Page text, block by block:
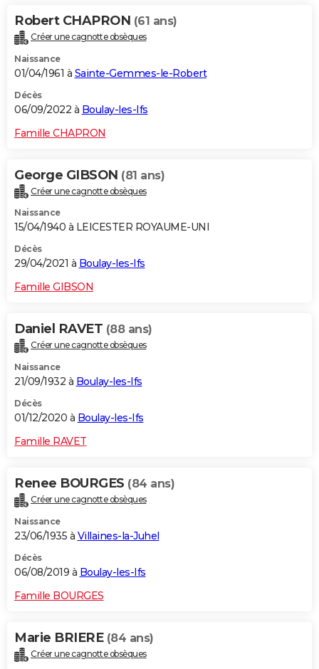
Robert CHAPRON (61 ans)
Créer une cagnotte obsèques
Naissance
01/04/1961 à Sainte-Gemmes-le-Robert
Décès
06/09/2022 à Boulay-les-Ifs
Famille CHAPRON
George GIBSON (81 ans)
Créer une cagnotte obsèques
Naissance
15/04/1940 à LEICESTER ROYAUME-UNI
Décès
29/04/2021 à Boulay-les-Ifs
Famille GIBSON
Daniel RAVET (88 ans)
Créer une cagnotte obsèques
Naissance
21/09/1932 à Boulay-les-Ifs
Décès
01/12/2020 à Boulay-les-Ifs
Famille RAVET
Renee BOURGES (84 ans)
Créer une cagnotte obsèques
Naissance
23/06/1935 à Villaines-la-Juhel
Décès
06/08/2019 à Boulay-les-Ifs
Famille BOURGES
Marie BRIERE (84 ans)
Créer une cagnotte obsèques